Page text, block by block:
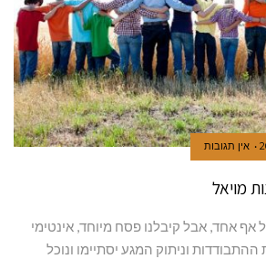
אין תגובות
מויאל
אחד, אבל קיבלנו פסח מיוחד, אינטימי
וניתוק המגע יסתיימו ונוכל